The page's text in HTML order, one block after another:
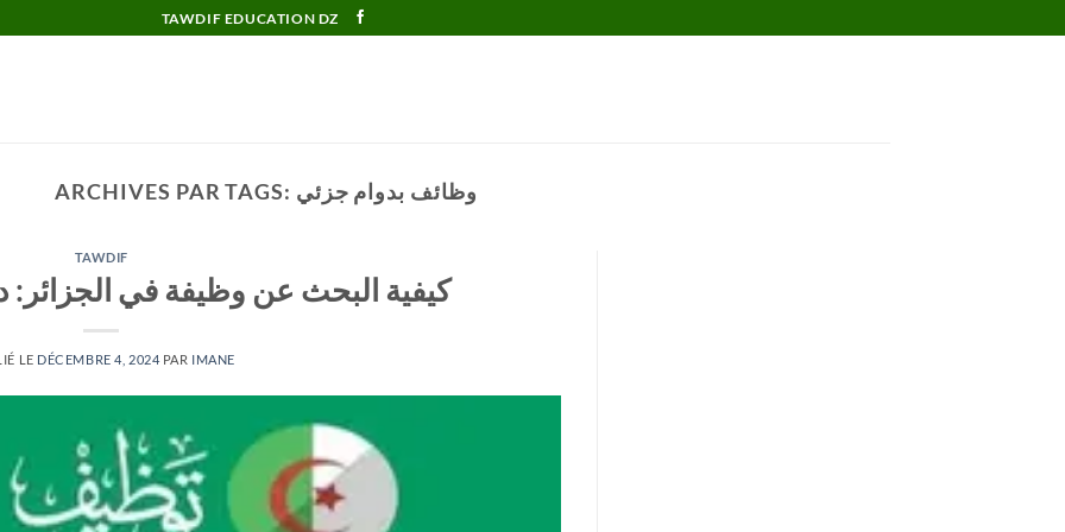
TAWDIF EDUCATION DZ
ARCHIVES PAR TAGS: وظائف بدوام جزئي
TAWDIF
كيفية البحث عن وظيفة في
LE DÉCEMBRE 4, 2024 PAR IMANE